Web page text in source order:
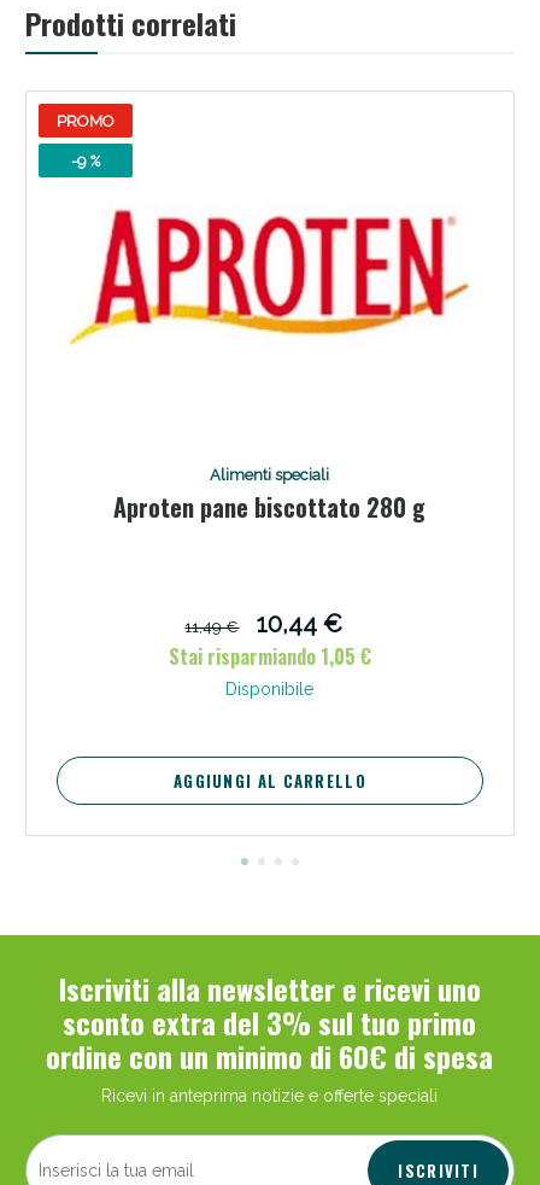
Prodotti correlati
PROMO
-9 %
Alimenti speciali
Aproten pane biscottato 280 g
11,49 €
10,44 €
Stai risparmiando 1,05 €
Disponibile
AGGIUNGI AL CARRELLO
Iscriviti alla newsletter e ricevi uno
sconto extra del 3% sul tuo primo
ordine con un minimo di 60€ di spesa
Ricevi in anteprima notizie e offerte speciali
ISCRIVITI